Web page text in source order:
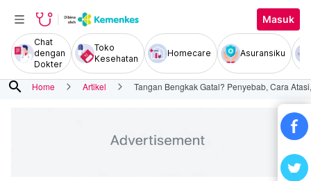
Masuk
Chat
dengan
Dokter
Toko
Kesehatan
Homecare Asuransiku
search Home Artikel Tangan Bengkak Gatal? Penyebab, Cara